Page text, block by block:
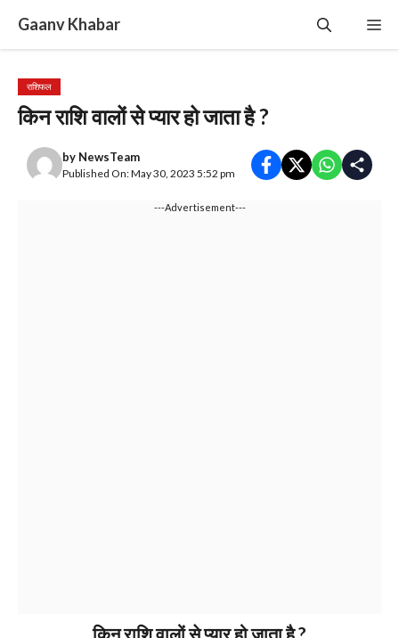
content
Gaanv Khabar
राशिफल
किन राशि वालों से प्यार हो जाता है ?
by NewsTeam
Published On: May 30, 2023 5:52 pm
---Advertisement---
किन राशि वालों से प्यार हो जाता है ?